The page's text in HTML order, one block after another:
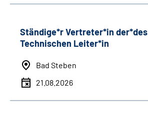
Ständige*r Vertreter*in der*des
Technischen Leiter*in
Bad Steben
21.08.2026